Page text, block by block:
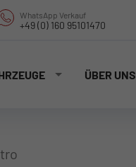
WhatsApp Verkauf
+49 (0) 160 95101470
ÜBER UNS